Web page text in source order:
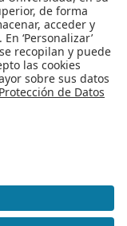
Intercambios
cómo